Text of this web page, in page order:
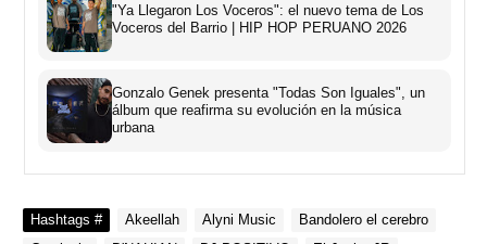
"Ya Llegaron Los Voceros": el nuevo tema de Los
Voceros del Barrio | HIP HOP PERUANO 2026
Gonzalo Genek presenta "Todas Son Iguales", un
álbum que reafirma su evolución en la música
urbana
Hashtags # Akeellah Alyni Music
Bandolero el cerebro